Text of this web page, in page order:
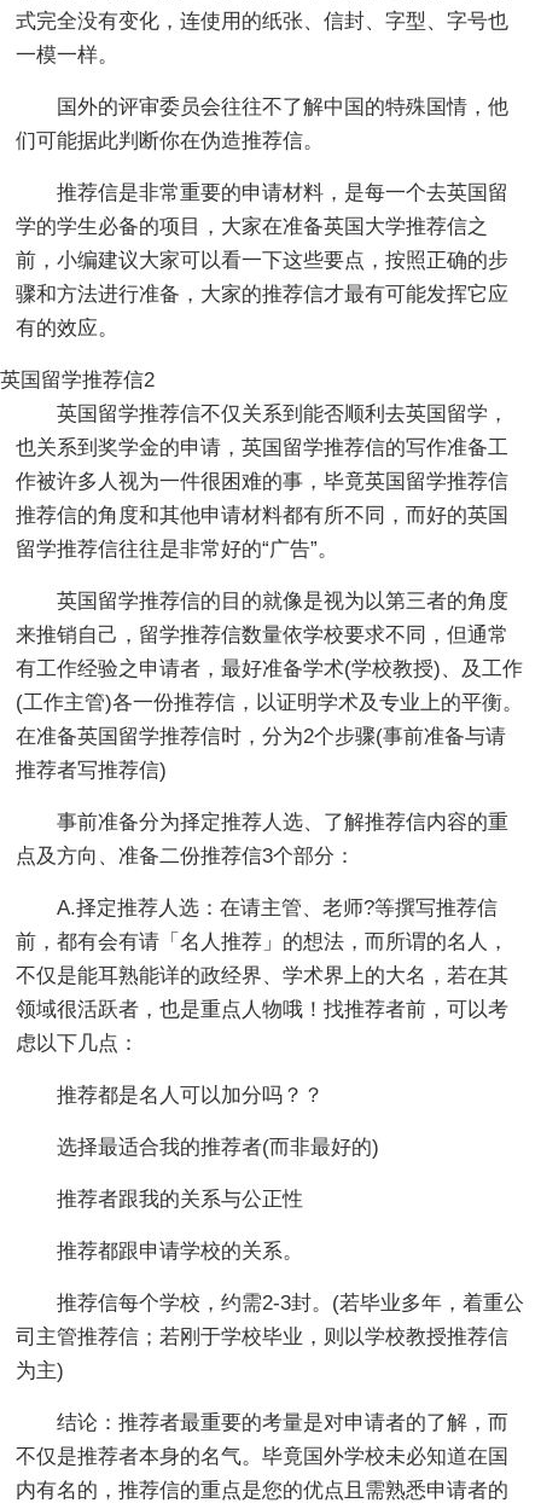
式完全没有变化，连使用的纸张、信封、字型、字号也
一模一样。
国外的评审委员会往往不了解中国的特殊国情，他
们可能据此判断你在伪造推荐信。
推荐信是非常重要的申请材料，是每一个去英国留
学的学生必备的项目，大家在准备英国大学推荐信之
前，小编建议大家可以看一下这些要点，按照正确的步
骤和方法进行准备，大家的推荐信才最有可能发挥它应
有的效应。
英国留学推荐信2
英国留学推荐信不仅关系到能否顺利去英国留学，
也关系到奖学金的申请，英国留学推荐信的写作准备工
作被许多人视为一件很困难的事，毕竟英国留学推荐信
推荐信的角度和其他申请材料都有所不同，而好的英国
留学推荐信往往是非常好的“广告”。
英国留学推荐信的目的就像是视为以第三者的角度
来推销自己，留学推荐信数量依学校要求不同，但通常
有工作经验之申请者，最好准备学术(学校教授)、及工作
(工作主管)各一份推荐信，以证明学术及专业上的平衡。
在准备英国留学推荐信时，分为2个步骤(事前准备与请
推荐者写推荐信)
事前准备分为择定推荐人选、了解推荐信内容的重
点及方向、准备二份推荐信3个部分：
A.择定推荐人选：在请主管、老师?等撰写推荐信
前，都有会有请「名人推荐」的想法，而所谓的名人，
不仅是能耳熟能详的政经界、学术界上的大名，若在其
领域很活跃者，也是重点人物哦！找推荐者前，可以考
虑以下几点：
推荐都是名人可以加分吗？？
选择最适合我的推荐者(而非最好的)
推荐者跟我的关系与公正性
推荐都跟申请学校的关系。
推荐信每个学校，约需2-3封。(若毕业多年，着重公
司主管推荐信；若刚于学校毕业，则以学校教授推荐信
为主)
结论：推荐者最重要的考量是对申请者的了解，而
不仅是推荐者本身的名气。毕竟国外学校未必知道在国
内有名的，推荐信的重点是您的优点且需熟悉申请者的